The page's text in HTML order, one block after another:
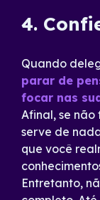
4.
Quando
parar de
focar nas
Afinal, se
serve de
que você
Entretanto,